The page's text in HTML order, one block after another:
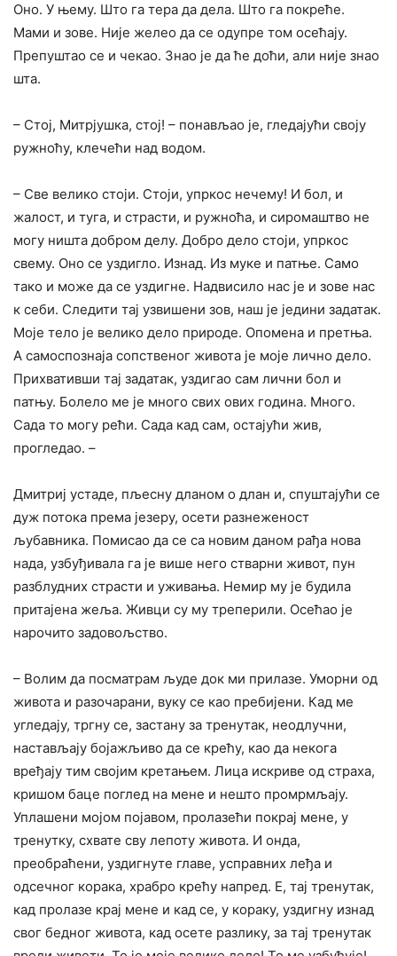
Оно. У њему. Што га тера да дела. Што га покреће.
Мами и зове. Није желео да се одупре том осећају.
Препуштао се и чекао. Знао је да ће доћи, али није знао
шта.
– Стој, Митрјушка, стој! – понављао је, гледајући своју
ружноћу, клечећи над водом.
– Све велико стоји. Стоји, упркос нечему! И бол, и
жалост, и туга, и страсти, и ружноћа, и сиромаштво не
могу ништа добром делу. Добро дело стоји, упркос
свему. Оно се уздигло. Изнад. Из муке и патње. Само
тако и може да се уздигне. Надвисило нас је и зове нас
к себи. Следити тај узвишени зов, наш је једини задатак.
Моје тело је велико дело природе. Опомена и претња.
А самоспознаја сопственог живота је моје лично дело.
Прихвативши тај задатак, уздигао сам лични бол и
патњу. Болело ме је много свих ових година. Много.
Сада то могу рећи. Сада кад сам, остајући жив,
прогледао. –
Дмитриј устаде, пљесну дланом о длан и, спуштајући се
дуж потока према језеру, осети разнеженост
љубавника. Помисао да се са новим даном рађа нова
нада, узбуђивала га је више него стварни живот, пун
разблудних страсти и уживања. Немир му је будила
притајена жеља. Живци су му треперили. Осећао је
нарочито задовољство.
– Волим да посматрам људе док ми прилазе. Уморни од
живота и разочарани, вуку се као пребијени. Кад ме
угледају, тргну се, застану за тренутак, неодлучни,
настављају бојажљиво да се крећу, као да некога
вређају тим својим кретањем. Лица искриве од страха,
кришом баце поглед на мене и нешто промрмљају.
Уплашени мојом појавом, пролазећи покрај мене, у
тренутку, схвате сву лепоту живота. И онда,
преобраћени, уздигнуте главе, усправних леђа и
одсечног корака, храбро крећу напред. Е, тај тренутак,
кад пролазе крај мене и кад се, у кораку, уздигну изнад
свог бедног живота, кад осете разлику, за тај тренутак